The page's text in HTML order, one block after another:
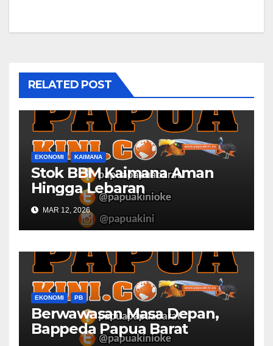
RELATED POST
EKONOMI KAIMANA
Stok BBM Kaimana Aman
Hingga Lebaran
MAR 12, 2026
EKONOMI PB
Berwawasan Masa Depan,
Bappeda Papua Barat